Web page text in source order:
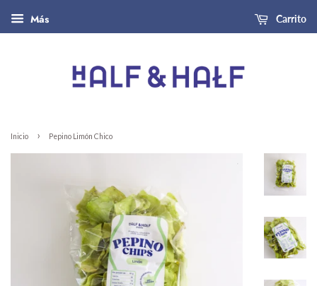
Más Carrito
Inicio › Pepino Limón Chico